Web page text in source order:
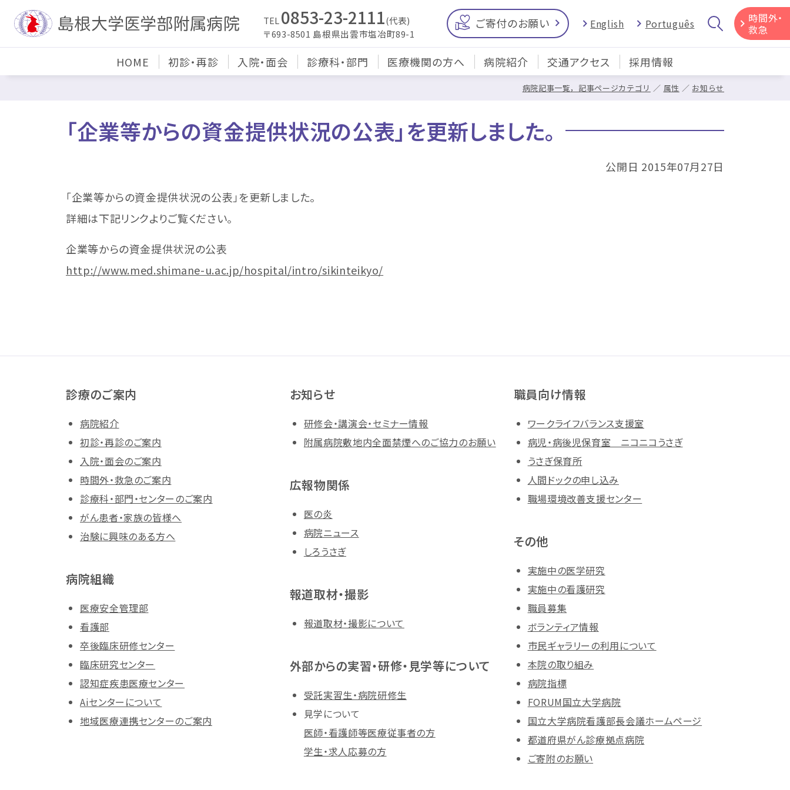
TEL 0853-23-2111(代表)
〒693-8501 島根県出雲市塩冶町89-1
ご寄付のお願い English Português
時間外・
救急
HOME 初診・再診 入院・面会 診療科・部門 医療機関の方へ 病院紹介 交通アクセス 採用情報
病院記事一覧，記事ページカテゴリ 属性 お知らせ
「企業等からの資金提供状況の公表」を更新しました。
公開日 2015年07月27日
「企業等からの資金提供状況の公表」を更新しました。
詳細は下記リンクよりご覧ください。
企業等からの資金提供状況の公表
http://www.med.shimane-u.ac.jp/hospital/intro/sikinteikyo/
診療のご案内
病院紹介
初診・再診のご案内
入院・面会のご案内
時間外・救急のご案内
診療科・部門・センターのご案内
がん患者・家族の皆様へ
治験に興味のある方へ
病院組織
医療安全管理部
看護部
卒後臨床研修センター
臨床研究センター
認知症疾患医療センター
Aiセンターについて
地域医療連携センターのご案内
お知らせ
研修会・講演会・セミナー情報
附属病院敷地内全面禁煙へのご協力のお願い
広報物関係
医の炎
病院ニュース
しろうさぎ
報道取材・撮影
報道取材・撮影について
外部からの実習・研修・見学等について
受託実習生・病院研修生
見学について
医師・看護師等医療従事者の方
学生・求人応募の方
職員向け情報
ワークライフバランス支援室
病児・病後児保育室 ニコニコうさぎ
うさぎ保育所
人間ドックの申し込み
職場環境改善支援センター
その他
実施中の医学研究
実施中の看護研究
職員募集
ボランティア情報
市民ギャラリーの利用について
本院の取り組み
病院指標
FORUM国立大学病院
国立大学病院看護部長会議ホームページ
都道府県がん診療拠点病院
ご寄附のお願い